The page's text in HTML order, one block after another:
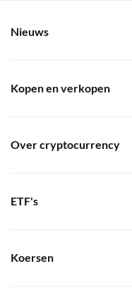
Nieuws
Kopen en verkopen
Over cryptocurrency
ETF's
Koersen